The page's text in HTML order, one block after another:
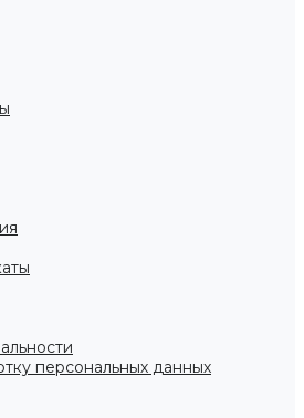
персональных данных